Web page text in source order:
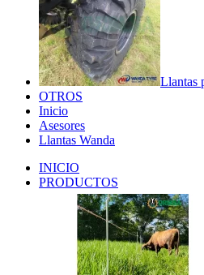
Llantas
OTROS
Inicio
Asesores
Llantas Wanda
INICIO
PRODUCTOS